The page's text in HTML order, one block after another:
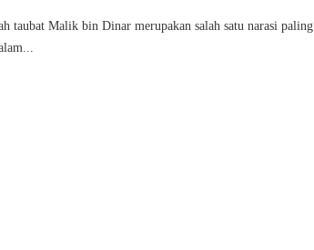
taubat Malik bin Dinar merupakan salah satu narasi paling